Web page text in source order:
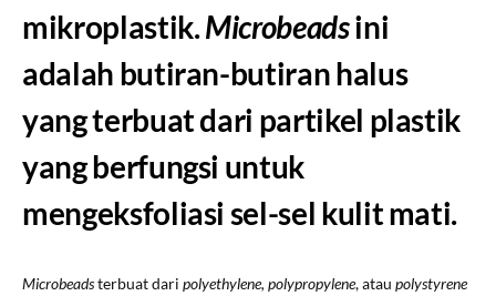
mikroplastik.Microbeadsini
adalah butiran-butiran halus
yang terbuat dari partikel plastik
yang berfungsi untuk
mengeksfoliasi sel-sel kulit mati.
Microbeadsterbuat dari polyethylene, polypropylene, atau polystyrene